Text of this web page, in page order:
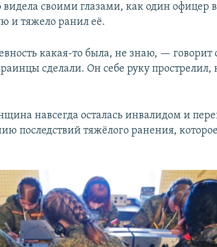
видела своими глазами, как один офицер
и тяжело ранил её.
какая-то была, не знаю, —
сделали. Он себе руку прострелил,
навсегда осталась инвалидом и
последствий тяжёлого ранения,